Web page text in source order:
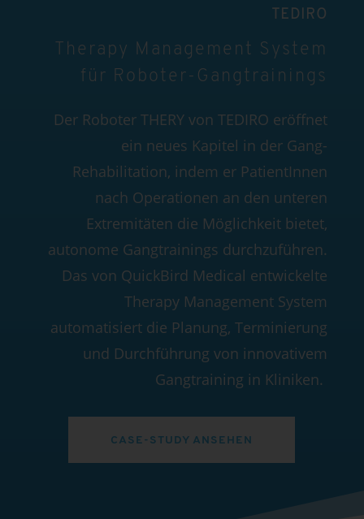
TEDIRO
Therapy Management System
für Roboter-Gangtrainings
Der Roboter THERY von TEDIRO eröffnet
ein neues Kapitel in der Gang-
Rehabilitation, indem er PatientInnen
nach Operationen an den unteren
Extremitäten die Möglichkeit bietet,
autonome Gangtrainings durchzuführen.
Das von QuickBird Medical entwickelte
Therapy Management System
automatisiert die Planung, Terminierung
und Durchführung von innovativem
Gangtraining in Kliniken.
CASE-STUDY ANSEHEN